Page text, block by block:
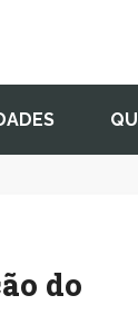
do